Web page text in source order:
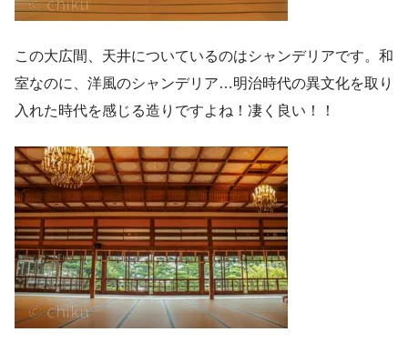
この大広間、天井についているのはシャンデリアです。和
室なのに、洋風のシャンデリア…明治時代の異文化を取り
入れた時代を感じる造りですよね！凄く良い！！